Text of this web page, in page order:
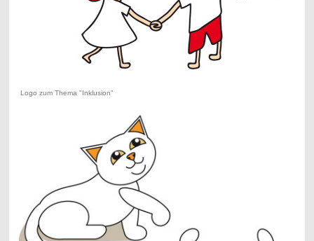
Logo zum Thema "Inklusion"